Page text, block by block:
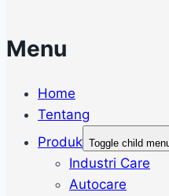
Menu
Home
Tentang
Produk Toggle child
Industri Care
Autocare